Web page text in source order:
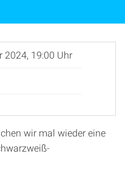
2024, 19:00 Uhr
wir mal wieder eine